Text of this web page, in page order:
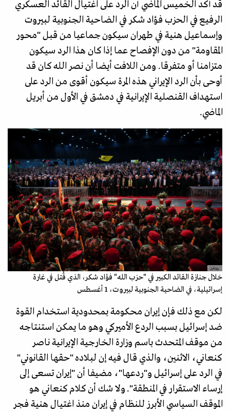
قد أكد الخميس الماضي أن الرد على اغتيال القائد العسكري
الرفيع في الحزب فؤاد شكر في الضاحية الجنوبية لبيروت
وإسماعيل هنية في طهران سيكون جماعيا من قبل "محور
المقاومة" من دون الإفصاح عما إذا كان هذا الرد سيكون
متزامنا أو متفرقا. ومن اللافت أيضا أن نصر الله كان قد
أوحى بأن الرد الإيراني هذه المرة سيكون أقوى من الرد على
استهداف القنصلية الإيرانية في دمشق في الأول من أبريل
الماضي.
رويترز
خلال جنازة القائد الكبير في "حزب الله" فؤاد شكر، الذي قُتل في غارة
إسرائيلية، في الضاحية الجنوبية لبيروت، 1 أغسطس
لكن مع ذلك فإن إيران محكومة بمحدودية استخدام القوة
ضد إسرائيل بسبب الردع الأميركي وهو ما يمكن استنتاجه
من موقف المتحدث باسم وزارة الخارجية الإيرانية ناصر
كنعاني، الاثنين، والذي قال فيه إن لبلاده "حقها القانوني"
في الرد على إسرائيل و"ردعها"، مضيفا أن "إيران تسعى إلى
إرساء الاستقرار في المنطقة". ولا شك أن كلام كنعاني هو
الموقف السياسي الأبرز للنظام في إيران منذ اغتيال هنية فجر